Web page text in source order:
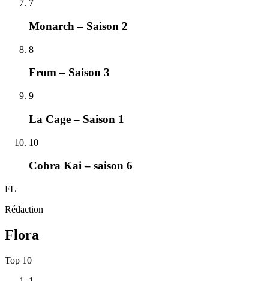
7
Monarch – Saison 2
8
From – Saison 3
9
La Cage – Saison 1
10
Cobra Kai – saison 6
FL
Rédaction
Flora
Top 10